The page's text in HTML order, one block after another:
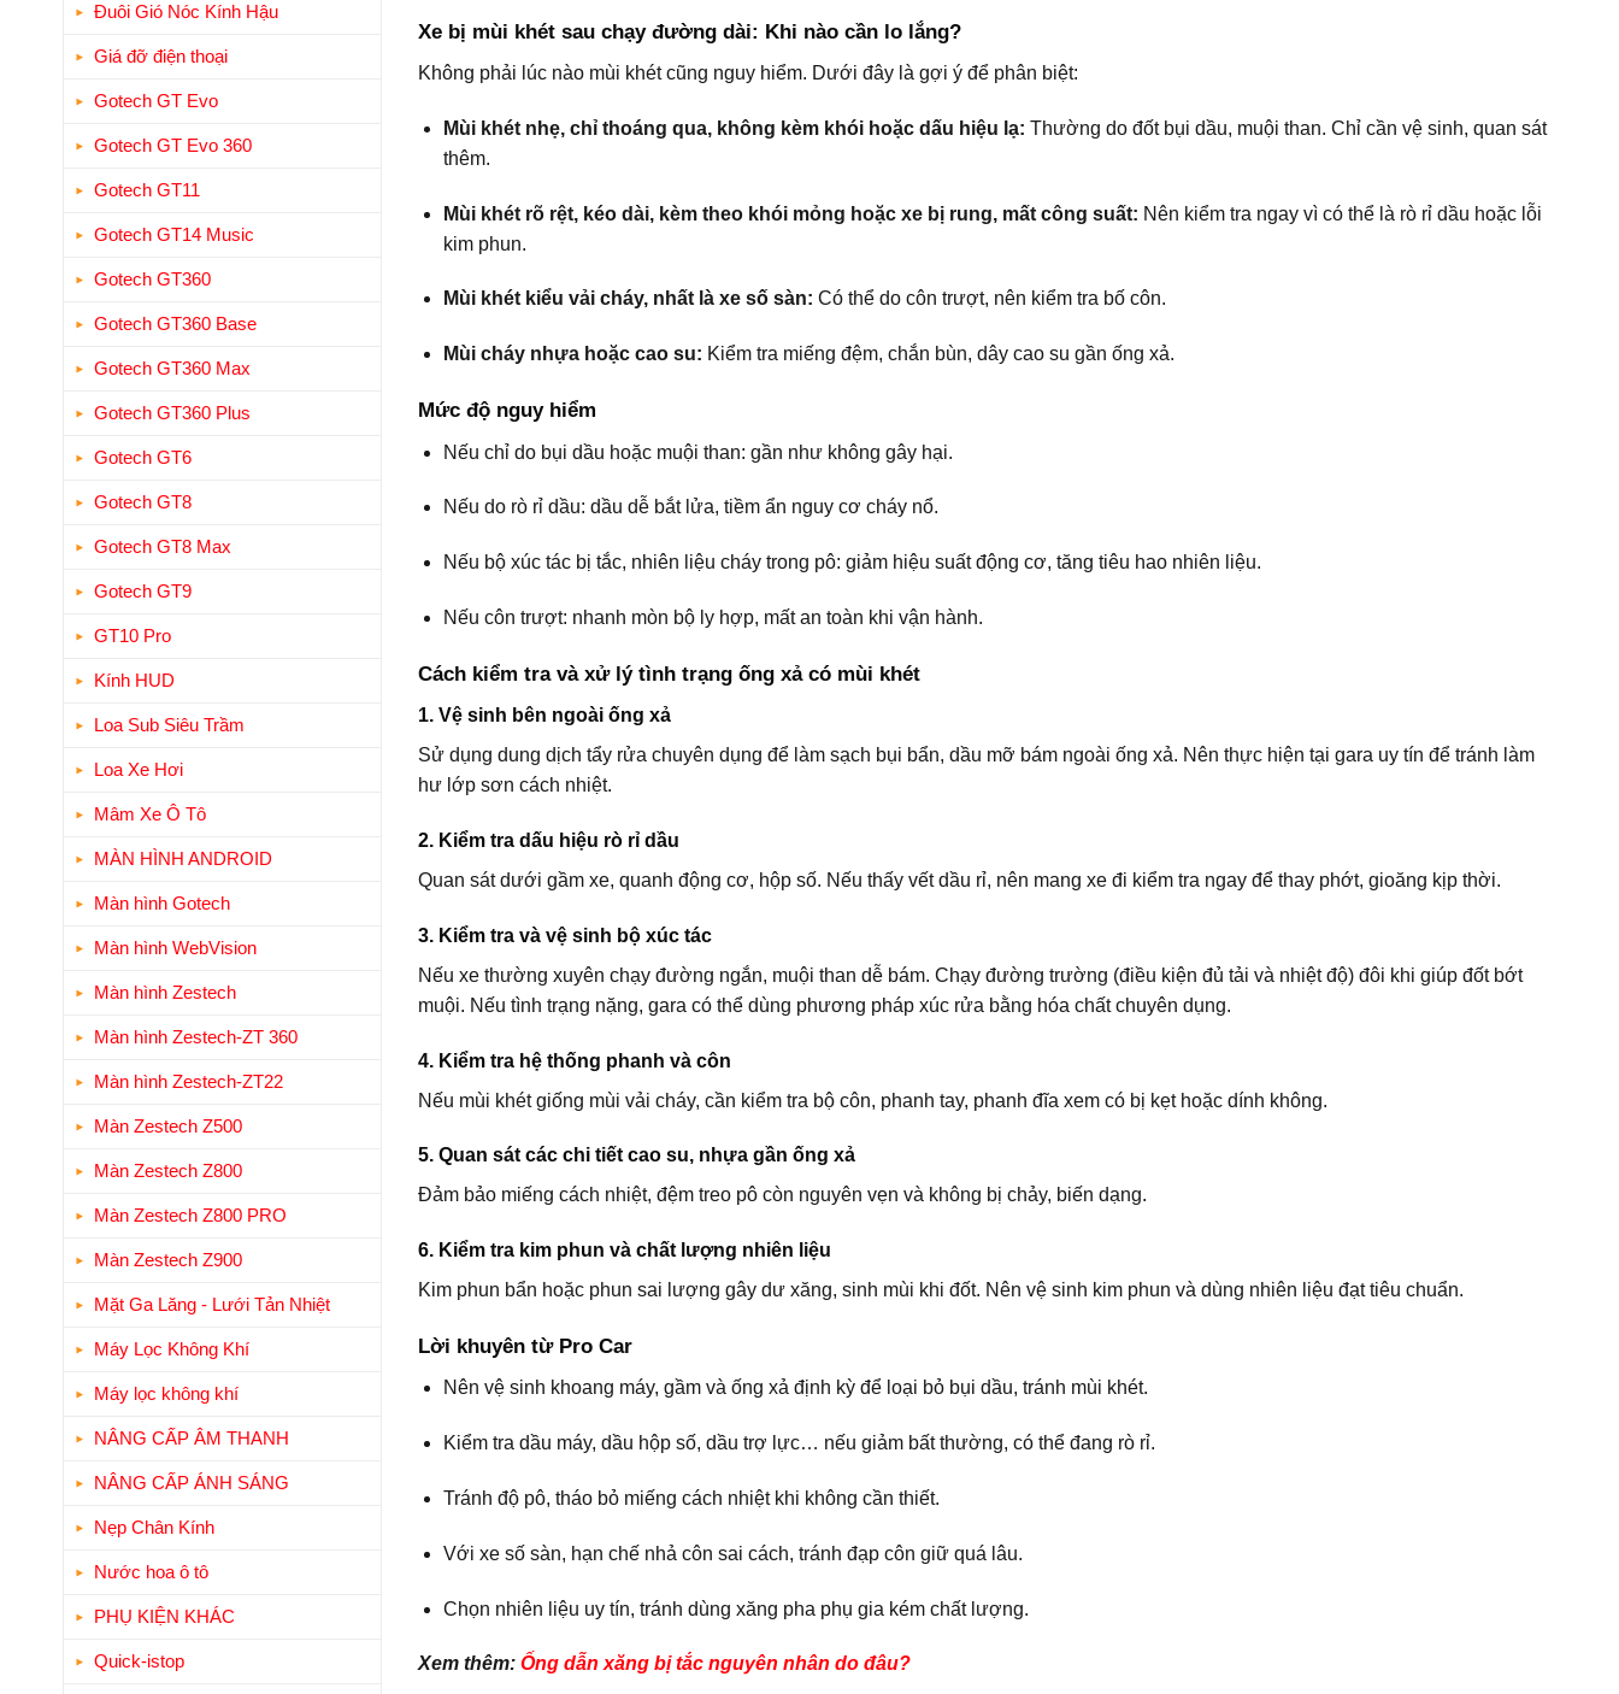
Đuôi Gió Nóc Kính Hậu
Giá đỡ điện thoại
Gotech GT Evo
Gotech GT Evo 360
Gotech GT11
Gotech GT14 Music
Gotech GT360
Gotech GT360 Base
Gotech GT360 Max
Gotech GT360 Plus
Gotech GT6
Gotech GT8
Gotech GT8 Max
Gotech GT9
GT10 Pro
Kính HUD
Loa Sub Siêu Trầm
Loa Xe Hơi
Mâm Xe Ô Tô
MÀN HÌNH ANDROID
Màn hình Gotech
Màn hình WebVision
Màn hình Zestech
Màn hình Zestech-ZT 360
Màn hình Zestech-ZT22
Màn Zestech Z500
Màn Zestech Z800
Màn Zestech Z800 PRO
Màn Zestech Z900
Mặt Ga Lăng - Lưới Tản Nhiệt
Máy Lọc Không Khí
Máy lọc không khí
NÂNG CẤP ÂM THANH
NÂNG CẤP ÁNH SÁNG
Nẹp Chân Kính
Nước hoa ô tô
PHỤ KIỆN KHÁC
Quick-istop
Xe bị mùi khét sau chạy đường dài: Khi nào cần lo lắng?
Không phải lúc nào mùi khét cũng nguy hiểm. Dưới đây là gợi ý để phân biệt:
Mùi khét nhẹ, chỉ thoáng qua, không kèm khói hoặc dấu hiệu lạ: Thường do đốt bụi dầu, muội than. Chỉ cần vệ sinh, quan sát
thêm.
Mùi khét rõ rệt, kéo dài, kèm theo khói mỏng hoặc xe bị rung, mất công suất: Nên kiểm tra ngay vì có thể là rò rỉ dầu hoặc lỗi
kim phun.
Mùi khét kiểu vải cháy, nhất là xe số sàn: Có thể do côn trượt, nên kiểm tra bố côn.
Mùi cháy nhựa hoặc cao su: Kiểm tra miếng đệm, chắn bùn, dây cao su gần ống xả.
Mức độ nguy hiểm
Nếu chỉ do bụi dầu hoặc muội than: gần như không gây hại.
Nếu do rò rỉ dầu: dầu dễ bắt lửa, tiềm ẩn nguy cơ cháy nổ.
Nếu bộ xúc tác bị tắc, nhiên liệu cháy trong pô: giảm hiệu suất động cơ, tăng tiêu hao nhiên liệu.
Nếu côn trượt: nhanh mòn bộ ly hợp, mất an toàn khi vận hành.
Cách kiểm tra và xử lý tình trạng ống xả có mùi khét
1. Vệ sinh bên ngoài ống xả
Sử dụng dung dịch tẩy rửa chuyên dụng để làm sạch bụi bẩn, dầu mỡ bám ngoài ống xả. Nên thực hiện tại gara uy tín để tránh làm
hư lớp sơn cách nhiệt.
2. Kiểm tra dấu hiệu rò rỉ dầu
Quan sát dưới gầm xe, quanh động cơ, hộp số. Nếu thấy vết dầu rỉ, nên mang xe đi kiểm tra ngay để thay phớt, gioăng kịp thời.
3. Kiểm tra và vệ sinh bộ xúc tác
Nếu xe thường xuyên chạy đường ngắn, muội than dễ bám. Chạy đường trường (điều kiện đủ tải và nhiệt độ) đôi khi giúp đốt bớt
muội. Nếu tình trạng nặng, gara có thể dùng phương pháp xúc rửa bằng hóa chất chuyên dụng.
4. Kiểm tra hệ thống phanh và côn
Nếu mùi khét giống mùi vải cháy, cần kiểm tra bộ côn, phanh tay, phanh đĩa xem có bị kẹt hoặc dính không.
5. Quan sát các chi tiết cao su, nhựa gần ống xả
Đảm bảo miếng cách nhiệt, đệm treo pô còn nguyên vẹn và không bị chảy, biến dạng.
6. Kiểm tra kim phun và chất lượng nhiên liệu
Kim phun bẩn hoặc phun sai lượng gây dư xăng, sinh mùi khi đốt. Nên vệ sinh kim phun và dùng nhiên liệu đạt tiêu chuẩn.
Lời khuyên từ Pro Car
Nên vệ sinh khoang máy, gầm và ống xả định kỳ để loại bỏ bụi dầu, tránh mùi khét.
Kiểm tra dầu máy, dầu hộp số, dầu trợ lực… nếu giảm bất thường, có thể đang rò rỉ.
Tránh độ pô, tháo bỏ miếng cách nhiệt khi không cần thiết.
Với xe số sàn, hạn chế nhả côn sai cách, tránh đạp côn giữ quá lâu.
Chọn nhiên liệu uy tín, tránh dùng xăng pha phụ gia kém chất lượng.
Xem thêm: Ống dẫn xăng bị tắc nguyên nhân do đâu?